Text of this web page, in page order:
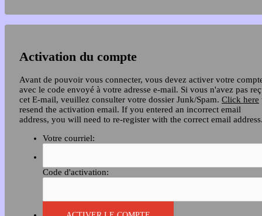
Activation du compte
Avant de pouvoir vous connecter, vous devez activer votre
avec le code envoyé à votre adresse e-mail. Si vous n'avez pas
cet E-mail, veuillez consulter votre dossier Junk/Spam. Click here
resend the activation email. If you entered an incorrect email
address, you will need to re-register with the correct email
Votre courriel:
Code d'activation: